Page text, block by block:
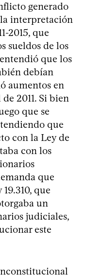
generado
interpretación
2015, que
sueldos de los
que los
debían
aumentos en
2011. Si bien
que se
que
con la Ley de
con los
que
que
un
judiciales,
este